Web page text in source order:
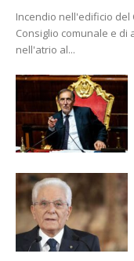
Incendio nell'edificio del
Consiglio comunale e di
nell'atrio al...